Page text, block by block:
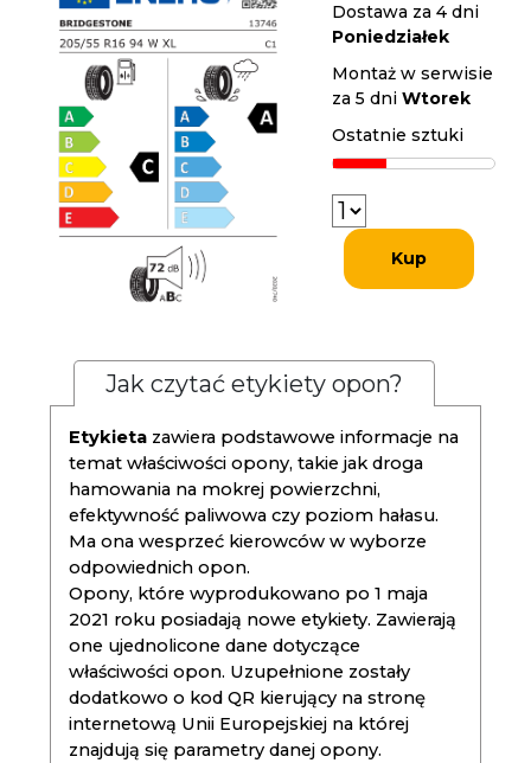
Dostawa za 4 dni
Poniedziałek
Montaż w serwisie
za 5 dniWtorek
Ostatnie sztuki
Kup
Jak czytać etykiety opon?
Etykieta zawiera podstawowe informacje na
temat właściwości opony, takie jak droga
hamowania na mokrej powierzchni,
efektywność paliwowa czy poziom hałasu.
Ma ona wesprzeć kierowców w wyborze
odpowiednich opon.
Opony, które wyprodukowano po 1 maja
2021 roku posiadają nowe etykiety. Zawierają
one ujednolicone dane dotyczące
właściwości opon. Uzupełnione zostały
dodatkowo o kod QR kierujący na stronę
internetową Unii Europejskiej na której
znajdują się parametry danej opony.